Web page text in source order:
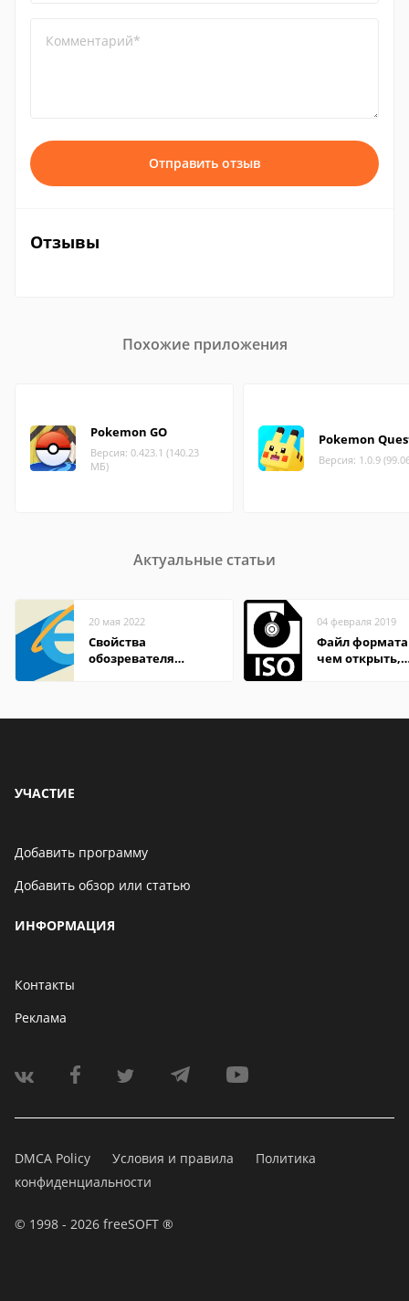
Комментарий*
Отправить отзыв
Отзывы
Похожие приложения
Pokemon GO
Версия: 0.423.1 (140.23
МБ)
Pokemon
Версия: 1.0.9
Актуальные статьи
20 мая 2022
Свойства
обозревателя
04 февраля 2019
Файл формата
чем открыть,
УЧАСТИЕ
Добавить программу
Добавить обзор или статью
ИНФОРМАЦИЯ
Контакты
Реклама
DMCA Policy Условия и правила
Политика
конфиденциальности
© 1998 - 2026 freeSOFT ®